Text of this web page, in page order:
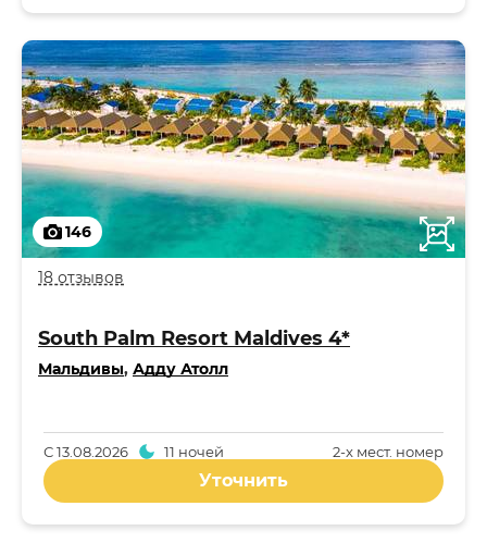
146
18 отзывов
South Palm Resort Maldives 4*
Мальдивы, Адду Атолл
2-x мест. номер
С13.08.2026 11 ночей
Уточнить